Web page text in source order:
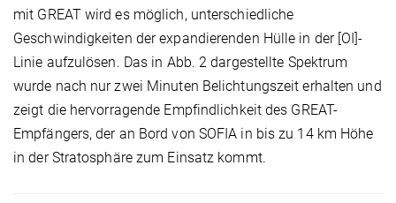
mit GREAT wird es möglich, unterschiedliche
Geschwindigkeiten der expandierenden Hülle in der [OI]-
Linie aufzulösen. Das in Abb. 2 dargestellte Spektrum
wurde nach nur zwei Minuten Belichtungszeit erhalten und
zeigt die hervorragende Empfindlichkeit des GREAT-
Empfängers, der an Bord von SOFIA in bis zu 14 km Höhe
in der Stratosphäre zum Einsatz kommt.